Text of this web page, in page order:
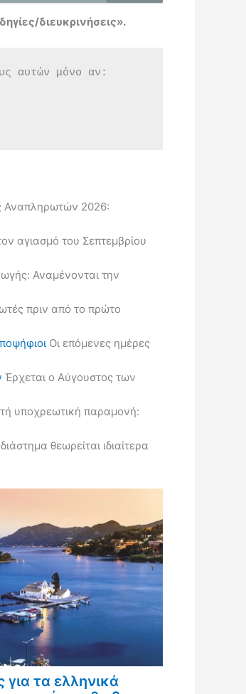
διευκρινήσεις».
αυτών μόνο αν:
Αναπληρωτών 2026:
αγιασμό του Σεπτεμβρίου
Αναμένονται την
πριν από το πρώτο
Οι επόμενες ημέρες
Έρχεται ο Αύγουστος των
υποχρεωτική παραμονή:
θεωρείται ιδιαίτερα
για τα ελληνικά